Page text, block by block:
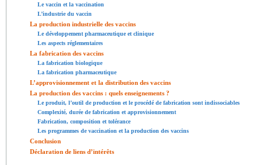
Le vaccin et la vaccination
L’industrie du vaccin
La production industrielle des vaccins
Le développement pharmaceutique et clinique
Les aspects réglementaires
La fabrication des vaccins
La fabrication biologique
La fabrication pharmaceutique
L’approvisionnement et la distribution des vaccins
La production des vaccins : quels enseignements ?
Le produit, l’outil de production et le procédé de fabrication sont indissociables
Complexité, durée de fabrication et approvisionnement
Fabrication, composition et tolérance
Les programmes de vaccination et la production des vaccins
Conclusion
Déclaration de liens d’intérêts